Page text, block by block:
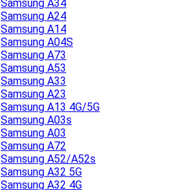
Samsung A34
Samsung A24
Samsung A14
Samsung A04S
Samsung A73
Samsung A53
Samsung A33
Samsung A23
Samsung A13 4G/5G
Samsung A03s
Samsung A03
Samsung A72
Samsung A52/A52s
Samsung A32 5G
Samsung A32 4G